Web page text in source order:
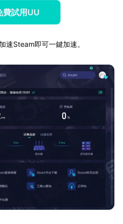
費試用UU
速Steam即可一鍵加速。